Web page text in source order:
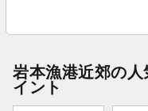
岩本漁港近郊の
イント